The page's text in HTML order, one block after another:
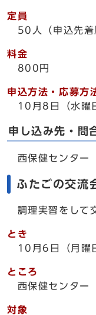
定員
50人（申込先着
料金
800円
申込方法・応募方
10月8日（水曜
申し込み先・問
西保健センター
ふたごの交流
調理実習をして
とき
10月6日（月曜
ところ
西保健センター
対象